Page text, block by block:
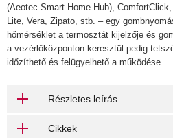
(Aeotec Smart Home Hub),
Lite, Vera, Zipato, stb. – egy
hőmérséklet a termosztát kijelzője és
a vezérlőközponton keresztül pedig
időzíthető és felügyelhető a működése.
Részletes leírás
Cikkek